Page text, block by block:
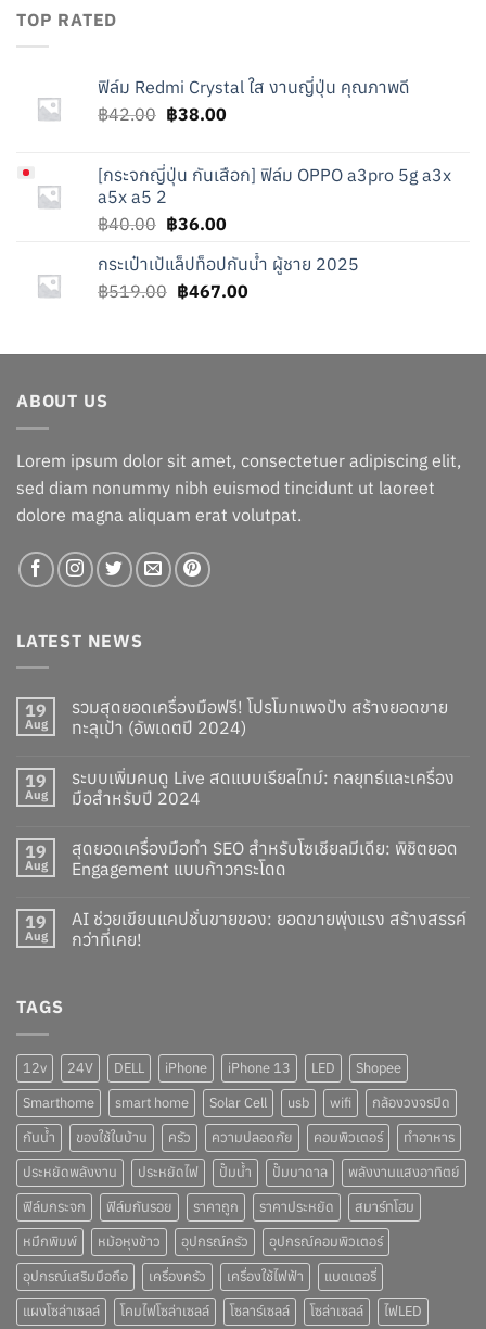
TOP RATED
ฟิล์ม Redmi Crystal ใส งานญี่ปุ่น คุณภาพดี
฿42.00 Original
was:
฿42.00.
฿38.00Current
฿38.00.
[กระจกญี่ปุ่น กันเสือก] ฟิล์ม OPPO a3pro 5g a3x
a5x a5 2
฿40.00 Original
was:
฿40.00.
฿36.00Current
is:
฿36.00.
กระเป๋าเป้แล็ปท็อปกันน้ำ ผู้ชาย 2025
฿519.00 Original
฿519.00.
฿467.00Current
฿467.00.
ABOUT US
Lorem ipsum dolor sit amet, consectetuer adipiscing elit,
sed diam nonummy nibh euismod tincidunt ut laoreet
dolore magna aliquam erat volutpat.
LATEST NEWS
19
Aug
รวมสุดยอดเครื่องมือฟรี! โปรโมทเพจปัง สร้างยอดขาย
ทะลุเป้า (อัพเดตปี 2024)
19
Aug
ระบบเพิ่มคนดู Live สดแบบเรียลไทม์: กลยุทธ์และเครื่อง
มือสำหรับปี 2024
19
Aug
สุดยอดเครื่องมือทำ SEO สำหรับโซเชียลมีเดีย: พิชิตยอด
Engagement แบบก้าวกระโดด
19
Aug
AI ช่วยเขียนแคปชั่นขายของ: ยอดขายพุ่งแรง สร้างสรรค์
กว่าที่เคย!
TAGS
12v 24V DELL iPhone iPhone 13 LED
Shopee
Smarthome
smart home Solar Cell usb wifi
กล้องวงจรปิด
กันน้ำ
ของใช้ในบ้าน ครัว ความปลอดภัย คอมพิวเตอร์
ทำอาหาร
ประหยัดพลังงาน
ประหยัดไฟ ปั๊มน้ำ ปั๊มบาดาล
พลังงานแสงอาทิตย์
ฟิล์มกระจก
ฟิล์มกันรอย ราคาถูก ราคาประหยัด
สมาร์ทโฮม
หมึกพิมพ์
หม้อหุงข้าว อุปกรณ์ครัว
อุปกรณ์คอมพิวเตอร์
อุปกรณ์เสริมมือถือ
เครื่องครัว เครื่องใช้ไฟฟ้า
แบตเตอรี่
แผงโซล่าเซลล์
โคมไฟโซล่าเซลล์ โซลาร์เซลล์ โซล่าเซลล์ ไฟLED